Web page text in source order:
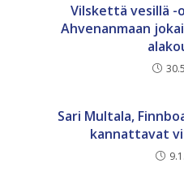
Vilskettä vesillä
Ahvenanmaan
Sari Multala,
kannattavat